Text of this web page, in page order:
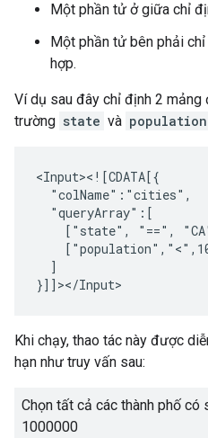
Một phần tử ở giữa chỉ
Một phần tử bên phải
hợp.
Ví dụ sau đây chỉ định 2
trường state và population
["state",
"==",
]
Khi chạy, thao tác này được
hạn như truy vấn sau:
Chọn tất cả các thành phố có
1000000